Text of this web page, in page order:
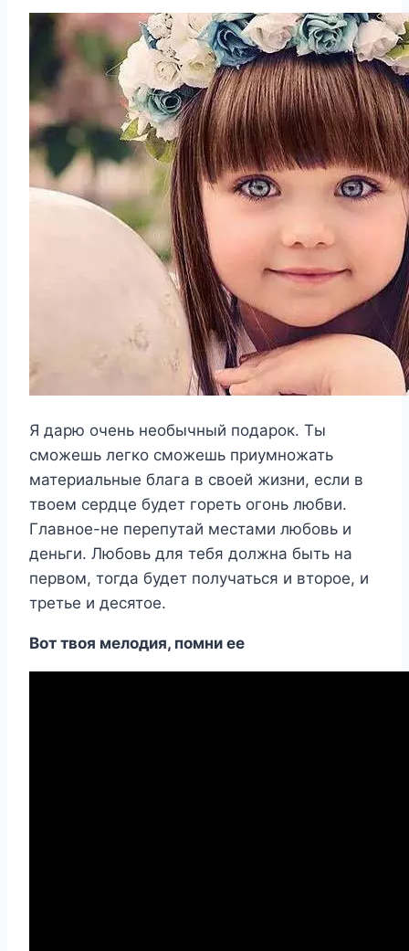
Я дарю очень необычный подарок. Ты
сможешь легко сможешь приумножать
материальные блага в своей жизни, если в
твоем сердце будет гореть огонь любви.
Главное-не перепутай местами любовь и
деньги. Любовь для тебя должна быть на
первом, тогда будет получаться и второе, и
третье и десятое.
Вот твоя мелодия, помни ее